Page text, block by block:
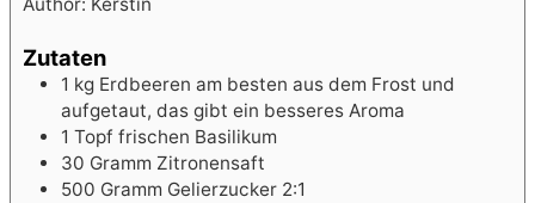
Zutaten
1 kg Erdbeeren am besten aus dem Frost und
aufgetaut, das gibt ein besseres Aroma
1 Topf frischen Basilikum
30 Gramm Zitronensaft
500 Gramm Gelierzucker 2:1